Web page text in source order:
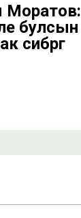
Моратов:
булсын
сибәргә